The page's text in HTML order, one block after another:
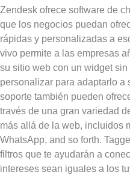
Zendesk ofrece software de
que los negocios puedan
rápidas y personalizadas a
vivo permite a las empresas
su sitio web con un widget
personalizar para adaptarlo a
soporte también pueden
través de una gran variedad
más allá de la web, incluidos
WhatsApp, and so forth.
filtros que te ayudarán a
intereses sean iguales a los